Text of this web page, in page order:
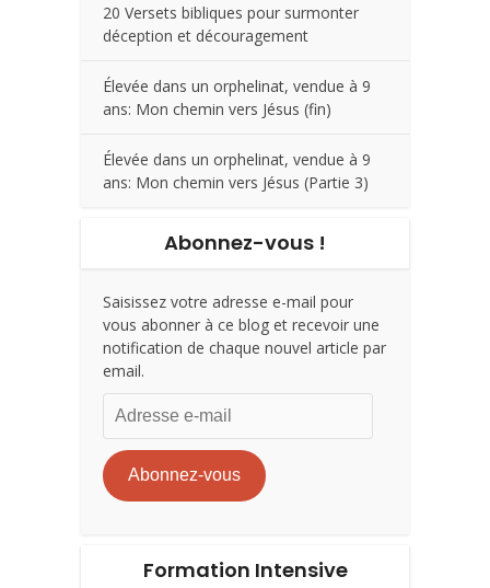
20 Versets bibliques pour surmonter
déception et découragement
Élevée dans un orphelinat, vendue à 9
ans: Mon chemin vers Jésus (fin)
Élevée dans un orphelinat, vendue à 9
ans: Mon chemin vers Jésus (Partie 3)
Abonnez-vous !
Saisissez votre adresse e-mail pour
vous abonner à ce blog et recevoir une
notification de chaque nouvel article par
email.
e-
mail
Abonnez-vous
Formation Intensive